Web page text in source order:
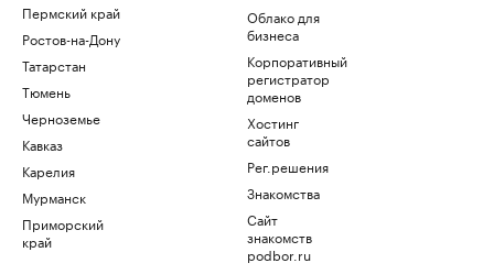
Пермский край
Ростов-на-Дону
Татарстан
Тюмень
Черноземье
Кавказ
Карелия
Мурманск
Приморский
край
Облако для
бизнеса
Корпоративный
регистратор
доменов
Хостинг
сайтов
Рег.решения
Знакомства
Сайт
знакомств
podbor.ru